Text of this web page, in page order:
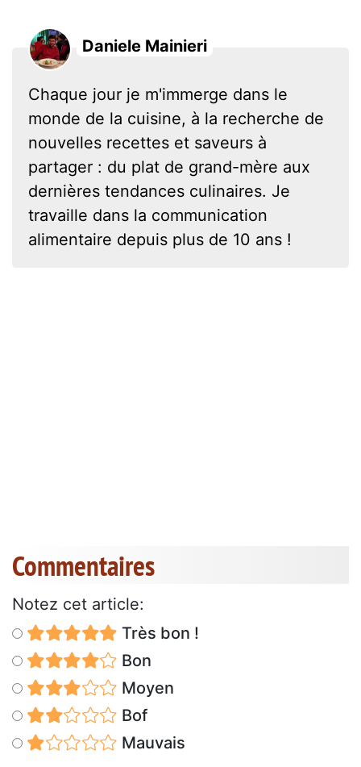
Daniele Mainieri
Chaque jour je m'immerge dans le
monde de la cuisine, à la recherche de
nouvelles recettes et saveurs à
partager : du plat de grand-mère aux
dernières tendances culinaires. Je
travaille dans la communication
alimentaire depuis plus de 10 ans !
Commentaires
Notez cet article:
Très bon !
Bon
Moyen
Bof
Mauvais